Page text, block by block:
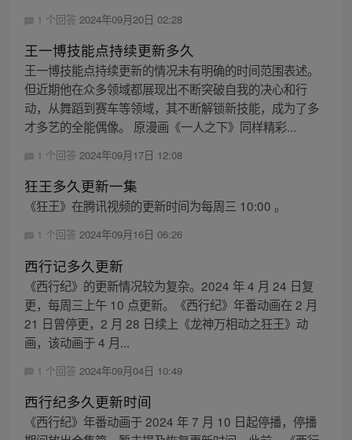
1 个回答 2024年09月20日 02:28
王一博技能点持续更新多久
王一博技能点持续更新的情况未有明确的时间范围表述。
但近期他在众多领域都展现出不断突破自我的决心和行
动，从舞蹈到赛车等领域，其不断解锁新技能，成为了多
才多艺的全能偶像。 原漫画《一人之下》同样精彩...
1 个回答 2024年09月17日 12:08
狂王多久更新一集
《狂王》在腾讯视频的更新时间为每周三 10:00 。
1 个回答 2024年09月16日 06:26
西行记多久更新
《西行纪》的更新情况较为复杂。2024 年 4 月 24 日复
更，每周三上午 10 点更新。《西行纪》年番动画在 2 月
21 日曾停更，2 月 28 日续上《龙神万相动之狂王》动
画，该动画于 4 月...
1 个回答 2024年09月04日 10:49
西行纪多久更新时间
《西行纪》年番动画于 2024 年 7 月 10 日起停播，停播